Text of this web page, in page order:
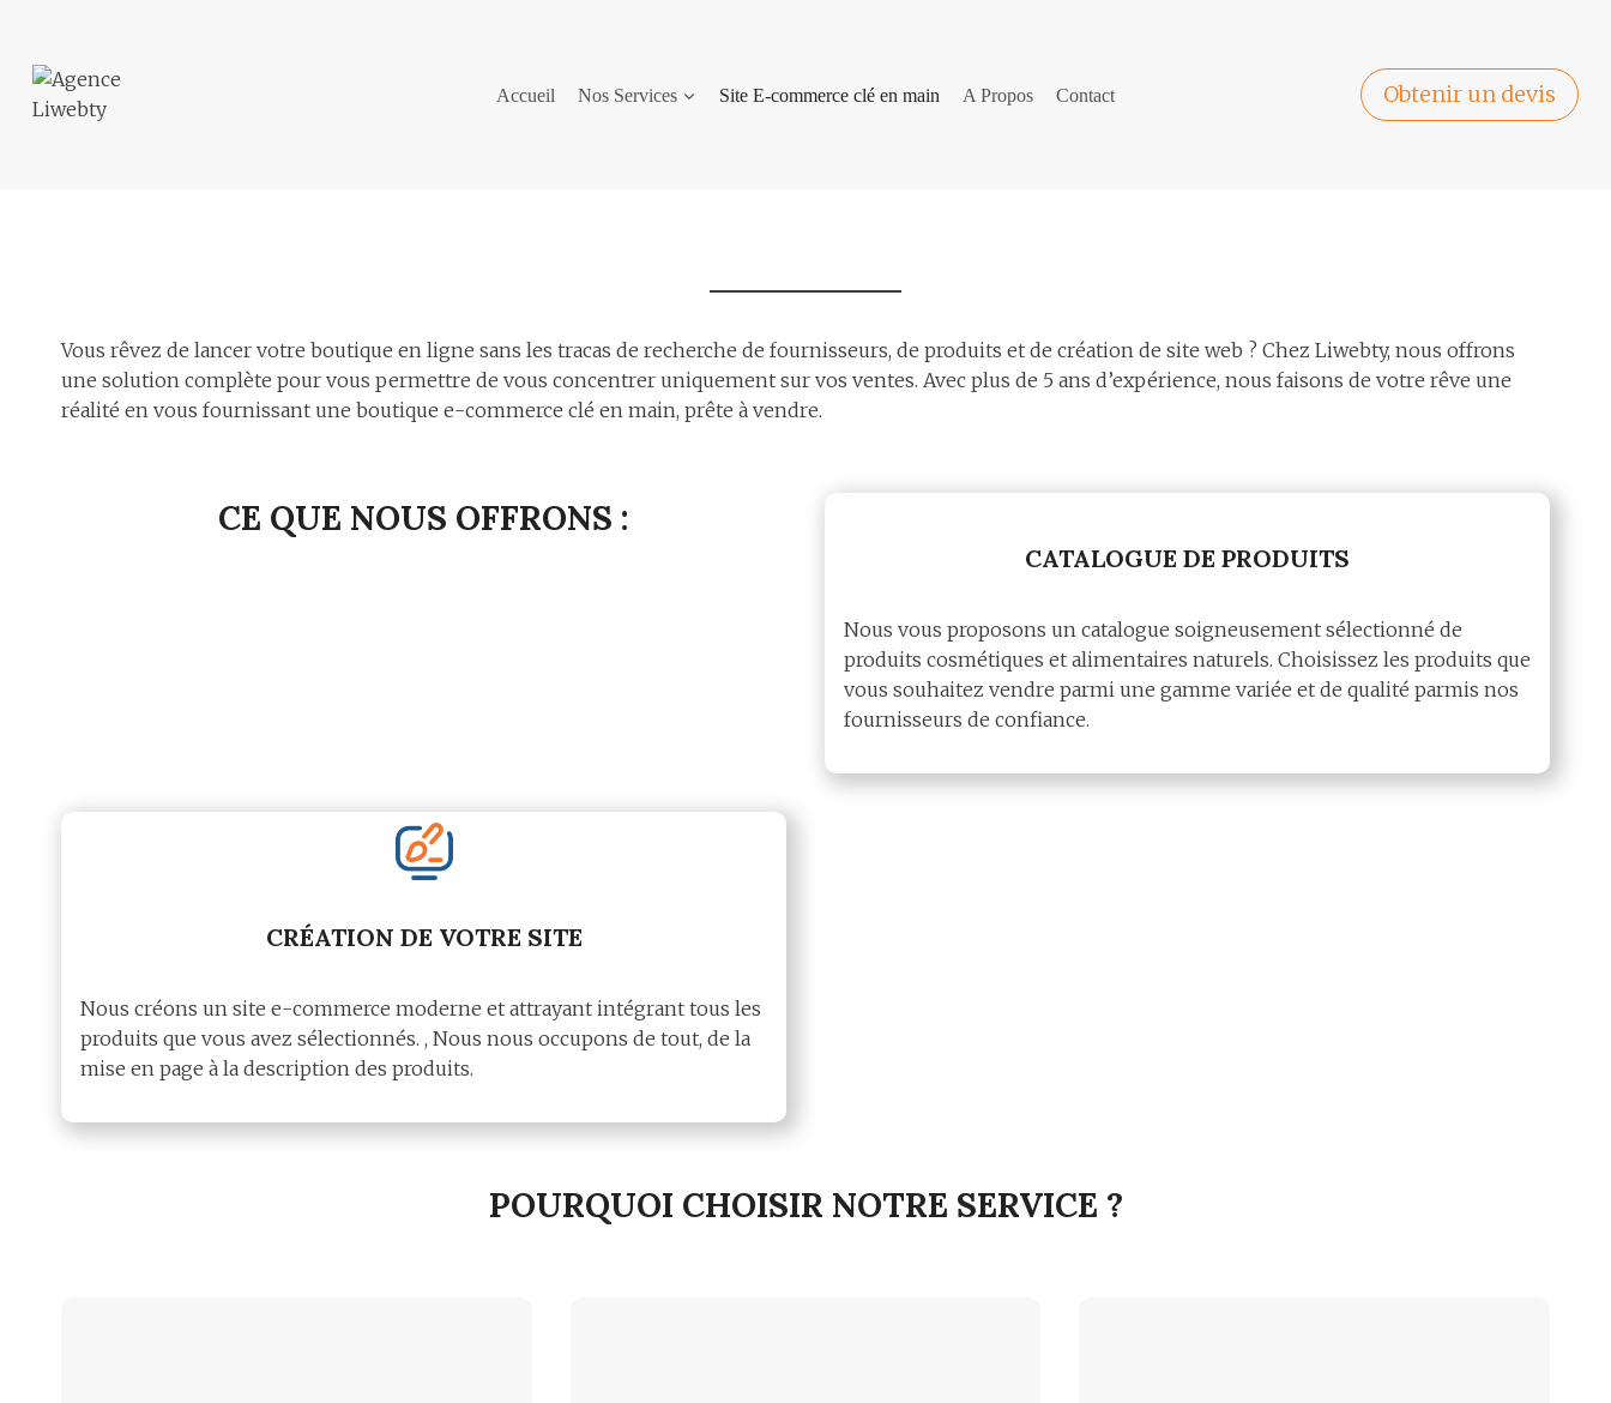
contenu
Accueil Nos Services Site E-commerce clé en main A Propos Contact Obtenir un devis
Vous rêvez de lancer votre boutique en ligne sans les tracas de recherche de fournisseurs, de produits et de création de site web ? Chez Liwebty, nous offrons
une solution complète pour vous permettre de vous concentrer uniquement sur vos ventes. Avec plus de 5 ans d’expérience, nous faisons de votre rêve une
réalité en vous fournissant une boutique e-commerce clé en main, prête à vendre.
CE QUE NOUS OFFRONS :
CATALOGUE DE PRODUITS
Nous vous proposons un catalogue soigneusement sélectionné de
produits cosmétiques et alimentaires naturels. Choisissez les produits que
vous souhaitez vendre parmi une gamme variée et de qualité parmis nos
fournisseurs de confiance.
CRÉATION DE VOTRE SITE
Nous créons un site e-commerce moderne et attrayant intégrant tous les
produits que vous avez sélectionnés. , Nous nous occupons de tout, de la
mise en page à la description des produits.
POURQUOI CHOISIR NOTRE SERVICE ?